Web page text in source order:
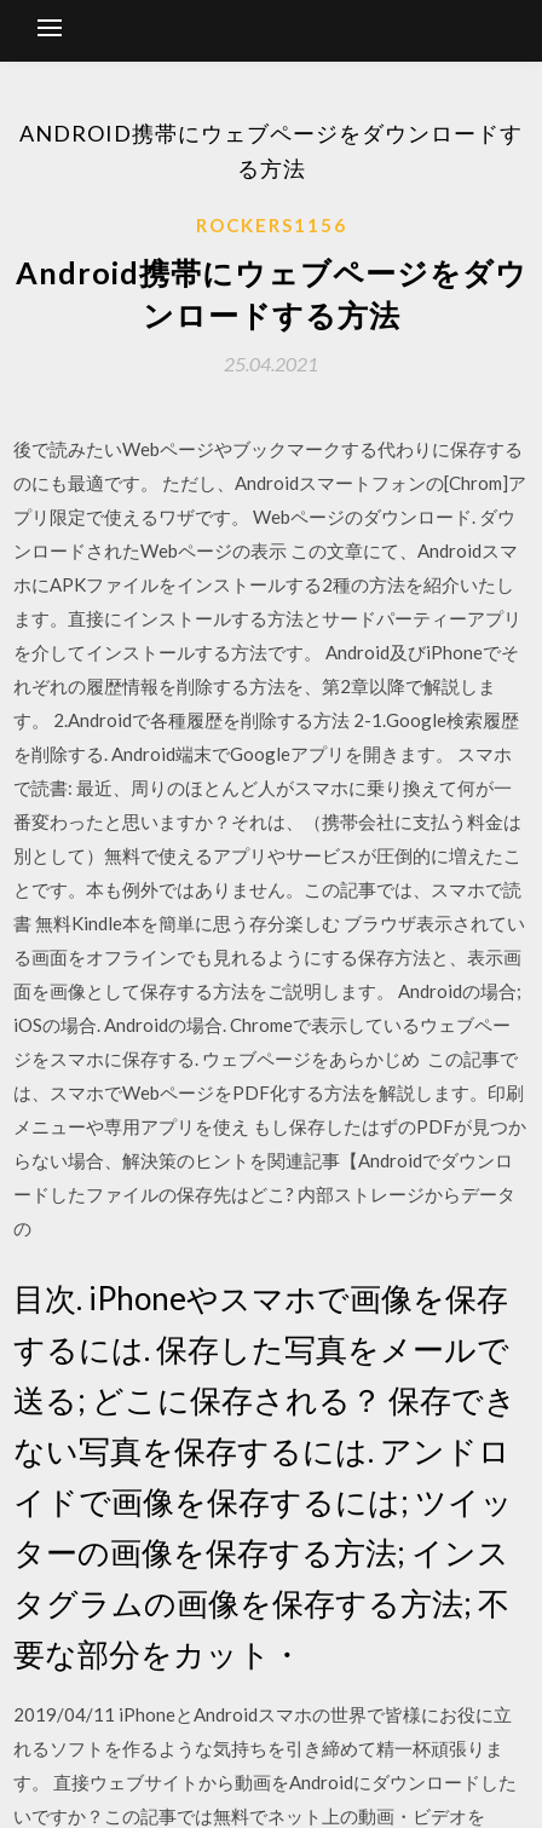
ANDROID携帯にウェブページをダウンロードす
る方法
ROCKERS1156
Android携帯にウェブページをダウ
ンロードする方法
25.04.2021
後で読みたいWebページやブックマークする代わりに保存する
のにも最適です。 ただし、Androidスマートフォンの[Chrom]ア
プリ限定で使えるワザです。 Webページのダウンロード. ダウ
ンロードされたWebページの表示 この文章にて、Androidスマ
ホにAPKファイルをインストールする2種の方法を紹介いたし
ます。直接にインストールする方法とサードパーティーアプリ
を介してインストールする方法です。 Android及びiPhoneでそ
れぞれの履歴情報を削除する方法を、第2章以降で解説しま
す。 2.Androidで各種履歴を削除する方法 2-1.Google検索履歴
を削除する. Android端末でGoogleアプリを開きます。 スマホ
で読書: 最近、周りのほとんど人がスマホに乗り換えて何が一
番変わったと思いますか？それは、（携帯会社に支払う料金は
別として）無料で使えるアプリやサービスが圧倒的に増えたこ
とです。本も例外ではありません。この記事では、スマホで読
書 無料Kindle本を簡単に思う存分楽しむ ブラウザ表示されてい
る画面をオフラインでも見れるようにする保存方法と、表示画
面を画像として保存する方法をご説明します。 Androidの場合;
iOSの場合. Androidの場合. Chromeで表示しているウェブペー
ジをスマホに保存する. ウェブページをあらかじめ この記事で
は、スマホでWebページをPDF化する方法を解説します。印刷
メニューや専用アプリを使え もし保存したはずのPDFが見つか
らない場合、解決策のヒントを関連記事【Androidでダウンロ
ードしたファイルの保存先はどこ? 内部ストレージからデータ
の
目次. iPhoneやスマホで画像を保存
するには. 保存した写真をメールで
送る; どこに保存される？ 保存でき
ない写真を保存するには. アンドロ
イドで画像を保存するには; ツイッ
ターの画像を保存する方法; インス
タグラムの画像を保存する方法; 不
要な部分をカット・
2019/04/11 iPhoneとAndroidスマホの世界で皆様にお役に立
れるソフトを作るような気持ちを引き締めて精一杯頑張りま
す。 直接ウェブサイトから動画をAndroidにダウンロードした
いですか？この記事では無料でネット上の動画・ビデオを